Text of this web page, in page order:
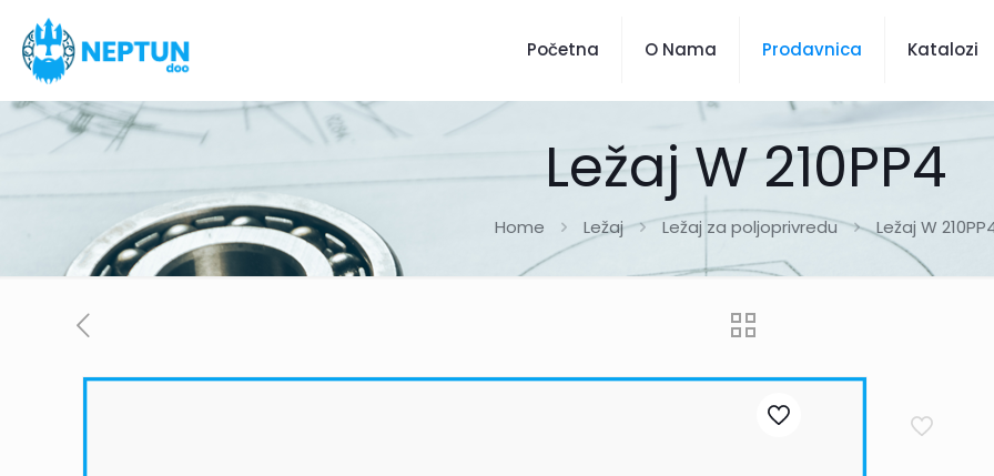
Početna O Nama Prodavnica Katalozi
Ležaj W 210PP4
Home Ležaj Ležaj za poljoprivredu Ležaj W